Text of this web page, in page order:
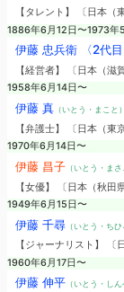
【タレント】 〔日本
1886年6月12日〜1973年
伊藤 忠兵衛 〈2代目
【経営者】 〔日本（滋
1958年6月14日〜
伊藤 真（いとう・まこと）
【弁護士】 〔日本（東
1970年6月14日〜
伊藤 昌子（いとう・まさ
【女優】 〔日本（秋田
1949年6月15日〜
伊藤 千尋（いとう・ちひ
【ジャーナリスト】 〔
1960年6月17日〜
伊藤 伸平（いとう・しん